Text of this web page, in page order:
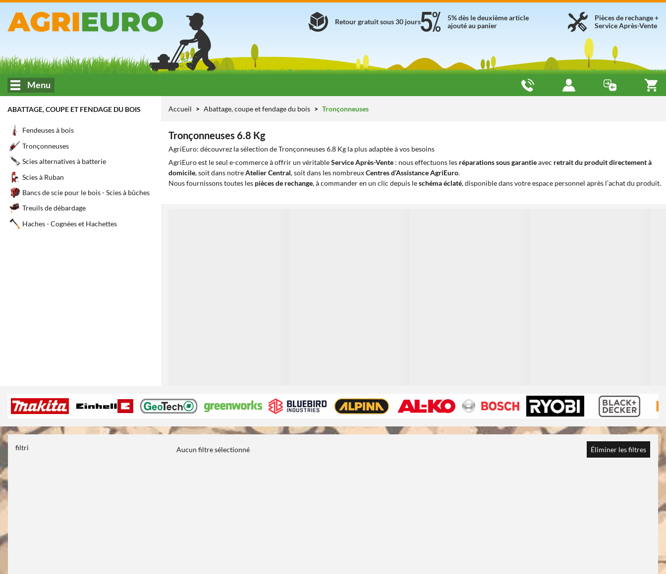
Pièces de rechange +
Service Après-Vente
5% dès le deuxième article
ajouté au panier
Retour gratuit sous 30 jours
Menu
ABATTAGE, COUPE ET FENDAGE DU BOIS
Fendeuses à bois
Tronçonneuses
Scies alternatives à batterie
Scies à Ruban
Bancs de scie pour le bois - Scies à bûches
Treuils de débardage
Haches - Cognées et Hachettes
Accueil Abattage, coupe et fendage du bois Tronçonneuses
Tronçonneuses 6.8 Kg
AgriEuro: découvrez la sélection de Tronçonneuses 6.8 Kg la plus adaptée à vos besoins
AgriEuro est le seul e-commerce à offrir un véritableService Après-Vente : nous effectuons les réparations sous garantieavec retrait du produit directement à
domicile, soit dans notreAtelier Central, soit dans les nombreuxCentres d’Assistance AgriEuro.
Nous fournissons toutes les pièces de rechange, à commander en un clic depuis leschéma éclaté, disponible dans votre espace personnel après l’achat du produit.
filtri Aucun filtre sélectionné Éliminer les filtres